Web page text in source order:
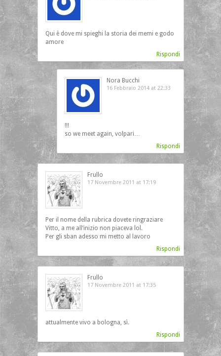
Qui è dove mi spieghi la storia dei memi e godo
amore
Rispondi
Nora Bucchi
16 Febbraio 2014 at 22:33
!!!
so we meet again, volpari…
Rispondi
Frullo
17 Novembre 2011 at 17:19
Per il nome della rubrica dovete ringraziare
Vitto, a me all’inizio non piaceva lol.
Per gli sban adesso mi metto al lavoro
Rispondi
Frullo
17 Novembre 2011 at 17:35
attualmente vivo a bologna, sì.
Rispondi